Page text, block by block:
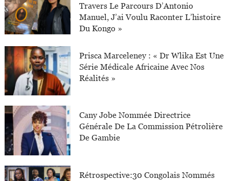
Travers Le Parcours D’Antonio
Manuel, J’ai Voulu Raconter L’histoire
Du Kongo »
Prisca Marceleney : « Dr Wlika Est Une
Série Médicale Africaine Avec Nos
Réalités »
Cany Jobe Nommée Directrice
Générale De La Commission Pétrolière
De Gambie
Rétrospective:30 Congolais Nommés